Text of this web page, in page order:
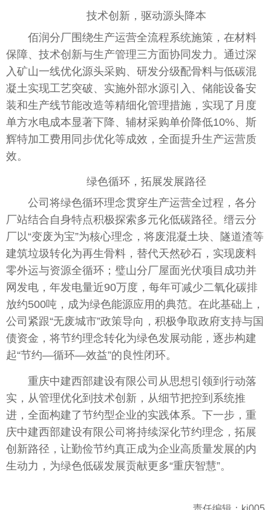
技术创新，驱动源头降本
佰润分厂围绕生产运营全流程系统施策，在材料
保障、技术创新与生产管理三方面协同发力。通过深
入矿山一线优化源头采购、研发分级配骨料与低碳混
凝土实现工艺突破、实施外部水源引入、储能设备安
装和生产线节能改造等精细化管理措施，实现了月度
单方水电成本显著下降、辅材采购单价降低10%、斯
辉特加工费用同步优化等成效，全面提升生产运营质
效。
绿色循环，拓展发展路径
公司将绿色循环理念贯穿生产运营全过程，各分
厂站结合自身特点积极探索多元化低碳路径。缙云分
厂以“变废为宝”为核心理念，将废混凝土块、隧道渣等
建筑垃圾转化为再生骨料，替代天然砂石，实现废料
零外运与资源全循环；璧山分厂屋面光伏项目成功并
网发电，年发电量近90万度，每年可减少二氧化碳排
放约500吨，成为绿色能源应用的典范。在此基础上，
公司紧跟“无废城市”政策导向，积极争取政府支持与国
债资金，将节约理念转化为绿色发展动能，逐步构建
起“节约—循环—效益”的良性闭环。
重庆中建西部建设有限公司从思想引领到行动落
实，从管理优化到技术创新，从细节把控到系统推
进，全面构建了节约型企业的实践体系。下一步，重
庆中建西部建设有限公司将持续深化节约理念，拓展
创新路径，让勤俭节约真正成为企业高质量发展的内
生动力，为绿色低碳发展贡献更多“重庆智慧”。